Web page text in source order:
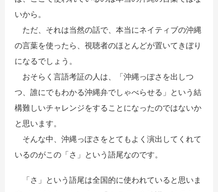
いから。
ただ、それは当然の話で、本当にネイティブの沖縄
の言葉を使ったら、視聴者のほとんどが置いてきぼり
になるでしょう。
おそらく言語考証の人は、「沖縄っぽさを出しつ
つ、誰にでもわかる沖縄弁でしゃべらせる」という結
構難しいチャレンジをすることになったのではないか
と思います。
そんな中、沖縄っぽさをとてもよく演出してくれて
いるのがこの「さ」という語尾なのです。
「さ」という語尾は全国的に使われていると思いま